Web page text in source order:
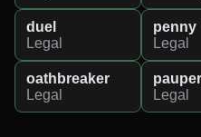
duel
Legal
penny
Legal
oathbreaker
Legal
Legal